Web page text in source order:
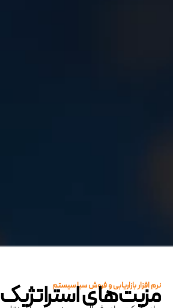
نرم ‌افزار بازاریابی و فروش سبا سیستم​
مزیت‌های استراتژیک